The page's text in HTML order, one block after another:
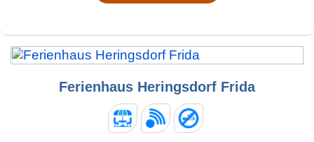
Ferienhaus Heringsdorf Frida